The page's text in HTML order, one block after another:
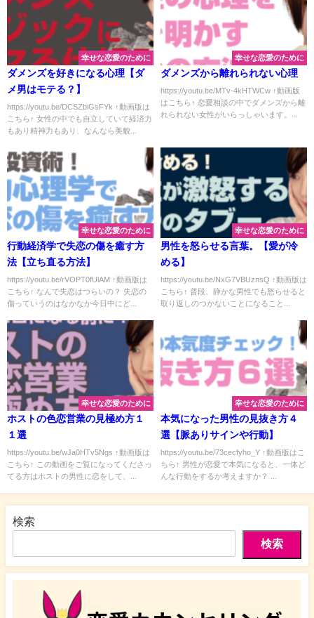
幸せな恋愛のために
ダメンズを好きになる心理【ダ
メ男はモテる？】
https://youtu.be/DCSZbiGsFYk ↑動画版は
こちら↑ 女性の中でも自立していて経済力
もあり精神力もあり、なんなら美貌...
幸せな恋愛のために
ダメンズから離れられない心理
https://youtu.be/MTv-4kHTWCw ↑動画版
はこちら↑ 恋愛相談の中でダメンズから離
れられない女性がいらっしゃいます。...
幸せな恋愛のために
行動経済学で失恋の傷を癒す方
法【立ち直る方法】
https://youtu.be/rVOPT0fUlAM ↑動画版は
こちら↑ なんで失恋はつらいの？ 失恋の
傷っていうのはなかなか今日中にど...
幸せな恋愛のために
男性を怒らせる言葉。【愛が冷
める】
https://youtu.be/NxG7VBUznsQ ↑動画版は
こちら↑ 普段、静かな男性でも怒らせると
取り返しのつかないことになること...
幸せな恋愛のために
ホストの色恋営業の見極め方１
１選
https://youtu.be/wJa0HTv5Ngs ↑動画版は
こちら↑ この動画をご覧になってくださっ
てる方はホストの男性に恋をして、...
幸せな恋愛のために
本気になった男性の見抜き方４
選【脈ありサインや行動】
https://youtu.be/73cecfyho_Y ↑動画版はこ
ちら↑ 男性が恋愛で本気になると、一体ど
んな行動をするか考えますか？ ...
検索
検索